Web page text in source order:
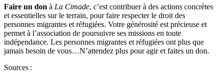
Faire un don à La Cimade, c’est contribuer à des actions concrètes
et essentielles sur le terrain, pour faire respecter le droit des
personnes migrantes et réfugiées. Votre générosité est précieuse et
permet à l’association de poursuivre ses missions en toute
indépendance. Les personnes migrantes et réfugiées ont plus que
jamais besoin de vous…N’attendez plus pour agir et faites un don.
Sources :